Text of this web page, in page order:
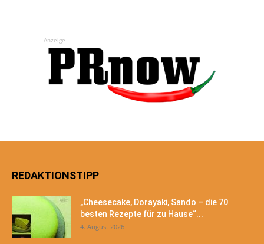
Anzeige
REDAKTIONSTIPP
„Cheesecake, Dorayaki, Sando – die 70
besten Rezepte für zu Hause“...
4. August 2026